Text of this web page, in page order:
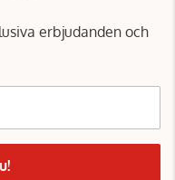
erbjudanden och